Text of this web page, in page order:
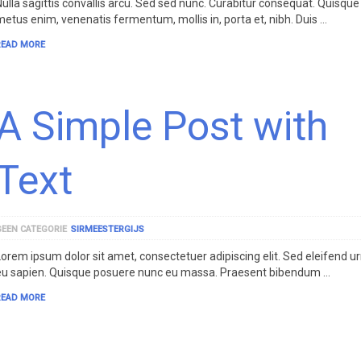
sagittis convallis arcu. Sed sed nunc. Curabitur consequat. Quisque
enim, venenatis fermentum, mollis in, porta et, nibh. Duis …
MORE
Simple Post with
CATEGORIE SIRMEESTERGIJS
Lorem ipsum dolor sit amet, consectetuer adipiscing elit. Sed eleifend
sapien. Quisque posuere nunc eu massa. Praesent bibendum …
MORE